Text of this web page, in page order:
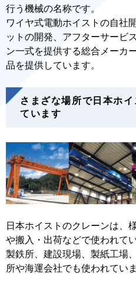
行う機械の名称です。
ワイヤ式電動ホイストの自社
ットの開発、アフターサービ
ン一式を提供する総合メーカ
品を提供しています。
さまざな場所で日本ホ
ています
日本ホイストのクレーンは、
や搬入・出荷などで使われてい
製鉄所、建設現場、製紙工場
所や海運会社でも使われていま